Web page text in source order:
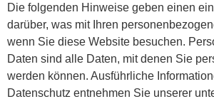
Die folgenden Hinweise geben einen
darüber, was mit Ihren
wenn Sie diese Website besuchen.
Daten sind alle Daten, mit denen Sie
werden können. Ausführliche
Datenschutz entnehmen Sie unserer